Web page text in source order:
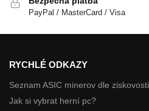
PayPal / MasterCard / Visa
RYCHLÉ ODKAZY
Seznam ASIC minerov dle ziskovosti
Jak si vybrat herní pc?